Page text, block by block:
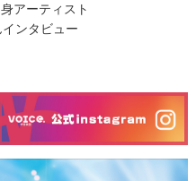
アーティスト
ンタビュー